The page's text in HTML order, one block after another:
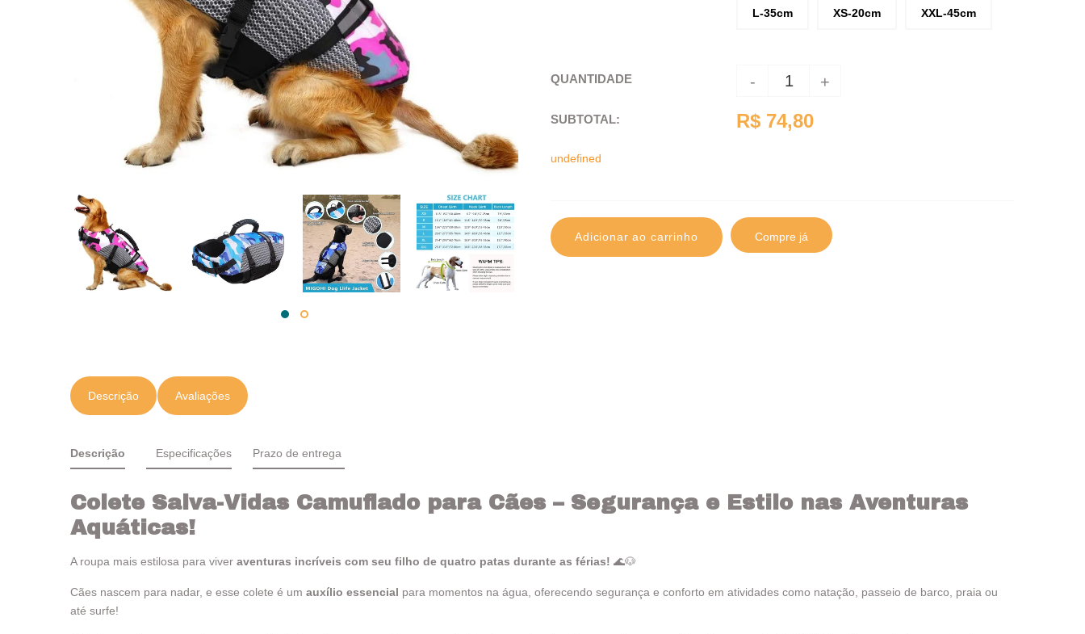
L-35cm XS-20cm XXL-45cm
QUANTIDADE - +
SUBTOTAL: R$ 74,80
undefined
Adicionar ao carrinho Compre já
Descrição Avaliações
Descrição
Colete Salva-Vidas Camuflado para Cães – Segurança e Estilo nas Aventuras
Aquáticas!
A roupa mais estilosa para viver aventuras incríveis com seu filho de quatro patas durante as férias! 🌊🐶
Cães nascem para nadar, e esse colete é um auxílio essencial para momentos na água, oferecendo segurança e conforto em atividades como natação, passeio de barco, praia ou
até surfe!
Especificações Prazo de entrega